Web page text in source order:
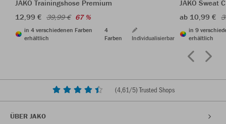
JAKO Trainingshose Premium
12,99 € 39,99 € 67 %
in 4 verschiedenen Farben
erhältlich
4
Farben
Individualisierbar
JAKO Sweat
ab 10,99 €
in 9
erhältlich
(4,61/5) Trusted Shops
ÜBER JAKO